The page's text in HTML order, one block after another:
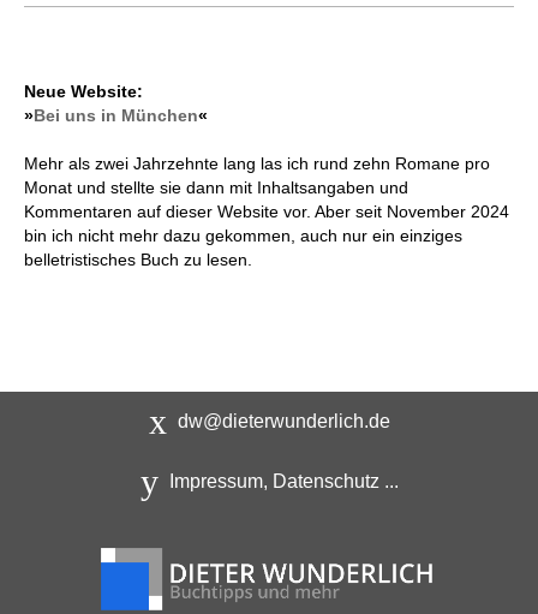
Neue Website:
»Bei uns in München«
Mehr als zwei Jahrzehnte lang las ich rund zehn Romane pro
Monat und stellte sie dann mit Inhaltsangaben und
Kommentaren auf dieser Website vor. Aber seit November 2024
bin ich nicht mehr dazu gekommen, auch nur ein einziges
belletristisches Buch zu lesen.
dw@dieterwunderlich.de
Impressum, Datenschutz ...